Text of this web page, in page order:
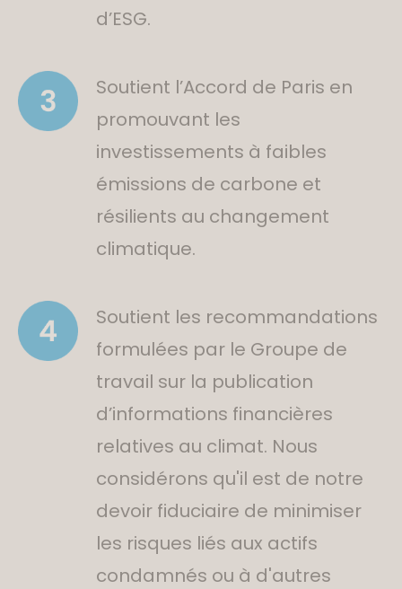
d’ESG.
Soutient l’Accord de Paris en
promouvant les
investissements à faibles
émissions de carbone et
résilients au changement
climatique.
Soutient les recommandations
formulées par le Groupe de
travail sur la publication
d’informations financières
relatives au climat. Nous
considérons qu'il est de notre
devoir fiduciaire de minimiser
les risques liés aux actifs
condamnés ou à d'autres